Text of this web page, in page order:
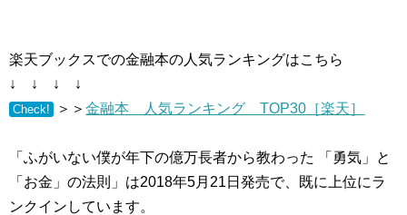
楽天ブックスでの金融本の人気ランキングはこちら
↓ ↓ ↓ ↓
Check! ＞＞金融本 人気ランキング TOP30［楽天］
「ふがいない僕が年下の億万長者から教わった 「勇気」と
「お金」の法則」は2018年5月21日発売で、既に上位にラ
ンクインしています。